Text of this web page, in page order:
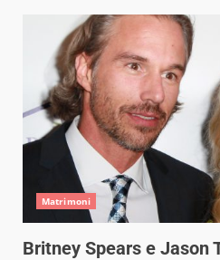
Matrimoni
Britney Spears e Jason